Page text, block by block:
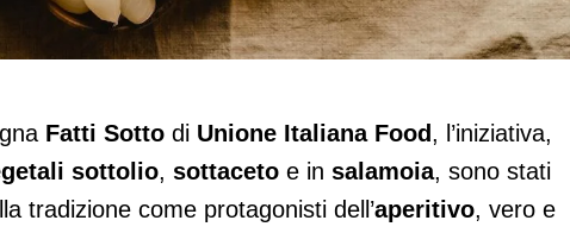
3 è un rito irrinunciabile
Fatti Sotto di Unione Italiana Food, l’iniziativa,
sottolio, sottaceto e in salamoia, sono stati
tradizione come protagonisti dell’aperitivo, vero e